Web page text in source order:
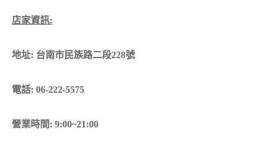
店家資訊:
地址: 台南市民族路二段228號
電話: 06-222-5575
營業時間: 9:00~21:00